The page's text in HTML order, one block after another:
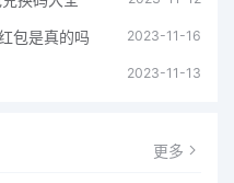
包是真的吗 2023-11-16
2023-11-13
更多